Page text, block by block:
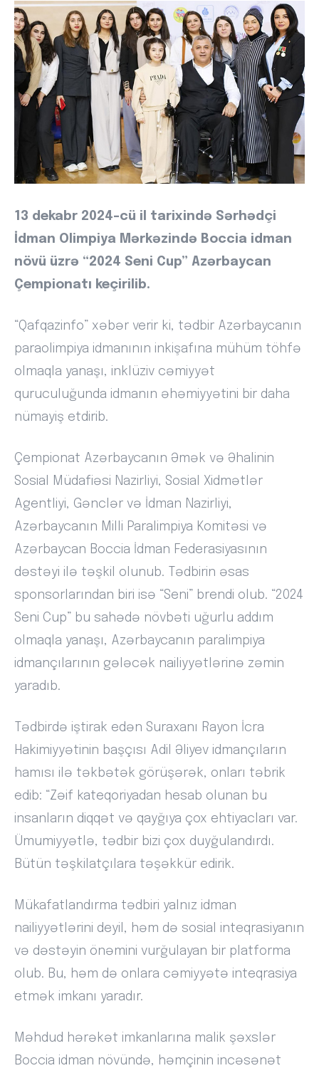
13 dekabr 2024-cü il tarixində Sərhədçi
İdman Olimpiya Mərkəzində Boccia idman
növü üzrə “2024 Seni Cup” Azərbaycan
Çempionatı keçirilib.
“Qafqazinfo” xəbər verir ki, tədbir Azərbaycanın
paraolimpiya idmanının inkişafına mühüm töhfə
olmaqla yanaşı, inklüziv cəmiyyət
quruculuğunda idmanın əhəmiyyətini bir daha
nümayiş etdirib.
Çempionat Azərbaycanın Əmək və Əhalinin
Sosial Müdafiəsi Nazirliyi, Sosial Xidmətlər
Agentliyi, Gənclər və İdman Nazirliyi,
Azərbaycanın Milli Paralimpiya Komitəsi və
Azərbaycan Boccia İdman Federasiyasının
dəstəyi ilə təşkil olunub. Tədbirin əsas
sponsorlarından biri isə “Seni” brendi olub. “2024
Seni Cup” bu sahədə növbəti uğurlu addım
olmaqla yanaşı, Azərbaycanın paralimpiya
idmançılarının gələcək nailiyyətlərinə zəmin
yaradıb.
Tədbirdə iştirak edən Suraxanı Rayon İcra
Hakimiyyətinin başçısı Adil Əliyev idmançıların
hamısı ilə təkbətək görüşərək, onları təbrik
edib: “Zəif kateqoriyadan hesab olunan bu
insanların diqqət və qayğıya çox ehtiyacları var.
Ümumiyyətlə, tədbir bizi çox duyğulandırdı.
Bütün təşkilatçılara təşəkkür edirik.
Mükafatlandırma tədbiri yalnız idman
nailiyyətlərini deyil, həm də sosial inteqrasiyanın
və dəstəyin önəmini vurğulayan bir platforma
olub. Bu, həm də onlara cəmiyyətə inteqrasiya
etmək imkanı yaradır.
Məhdud hərəkət imkanlarına malik şəxslər
Boccia idman növündə, həmçinin incəsənət